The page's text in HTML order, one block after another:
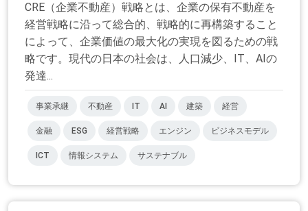
CRE（企業不動産）戦略とは、企業の保有不動産を
経営戦略に沿って総合的、戦略的に再構築すること
によって、企業価値の最大化の実現を図るための戦
略です。現代の日本の社会は、人口減少、IT、AIの
発達...
事業承継 不動産 IT AI 建築 経営
金融 ESG 経営戦略 エンジン ビジネスモデル
ICT 情報システム サステナブル